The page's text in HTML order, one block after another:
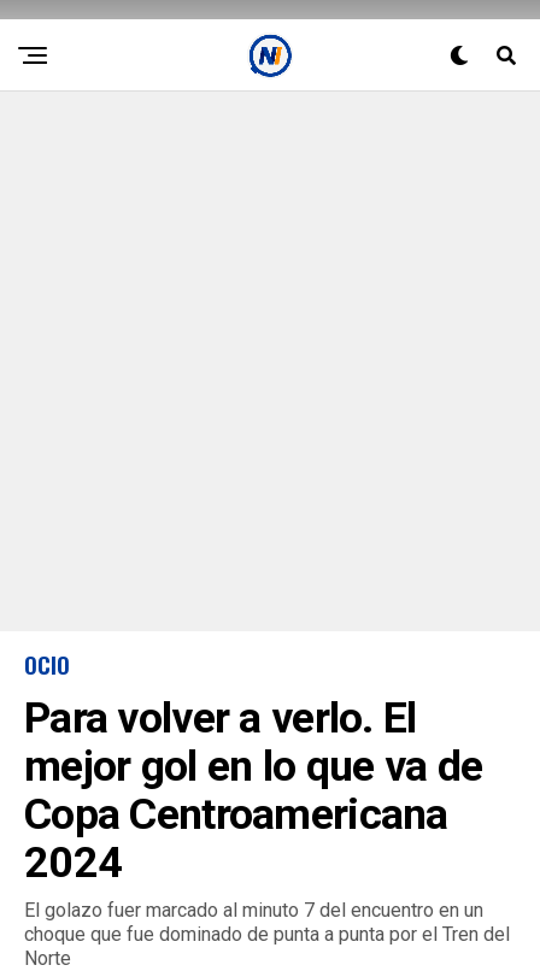
OCIO
Para volver a verlo. El
mejor gol en lo que va de
Copa Centroamericana
2024
El golazo fuer marcado al minuto 7 del encuentro en un
choque que fue dominado de punta a punta por el Tren del
Norte